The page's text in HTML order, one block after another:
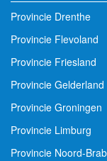
Provincie Drenthe
Provincie Flevoland
Provincie Friesland
Provincie Gelderland
Provincie Groningen
Provincie Limburg
Provincie Noord-